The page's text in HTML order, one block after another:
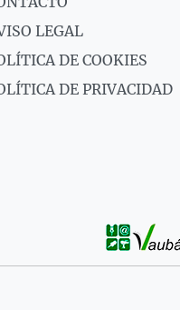
LEGAL
DE COOKIES
DE PRIVACIDAD